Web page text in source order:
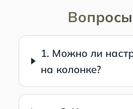
1. Можно ли
на колонке?